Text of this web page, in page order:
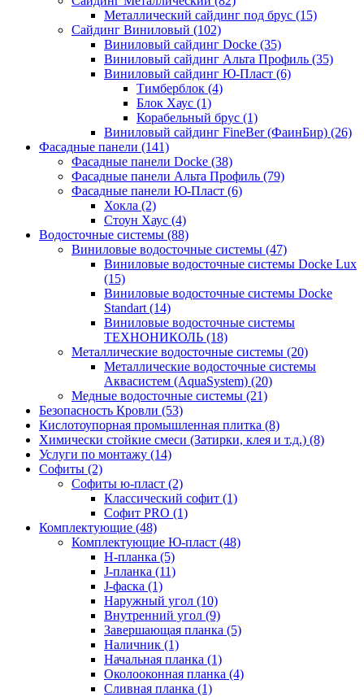
Металлический сайдинг под брус (15)
Сайдинг Виниловый (102)
Виниловый сайдинг Docke (35)
Виниловый сайдинг Альта Профиль (35)
Виниловый сайдинг Ю-Пласт (6)
Тимберблок (4)
Блок Хаус (1)
Корабельный брус (1)
Виниловый сайдинг FineBer (ФаинБир) (26)
Фасадные панели (141)
Фасадные панели Docke (38)
Фасадные панели Альта Профиль (79)
Фасадные панели Ю-Пласт (6)
Хокла (2)
Стоун Хаус (4)
Водосточные системы (88)
Виниловые водосточные системы (47)
Виниловые водосточные системы Docke Lux
(15)
Виниловые водосточные системы Docke
Standart (14)
Виниловые водосточные системы
ТЕХНОНИКОЛЬ (18)
Металлические водосточные системы (20)
Металлические водосточные системы
Аквасистем (AquaSystem) (20)
Медные водосточные системы (21)
Безопасность Кровли (53)
Кислотоупорная промышленная плитка (8)
Химически стойкие смеси (Затирки, клея и т.д.) (8)
Услуги по монтажу (14)
Софиты (2)
Софиты ю-пласт (2)
Классический софит (1)
Софит PRO (1)
Комплектующие (48)
Комплектующие Ю-пласт (48)
H-планка (5)
J-планка (11)
J-фаска (1)
Наружный угол (10)
Внутренний угол (9)
Завершающая планка (5)
Наличник (1)
Начальная планка (1)
Околооконная планка (4)
Сливная планка (1)